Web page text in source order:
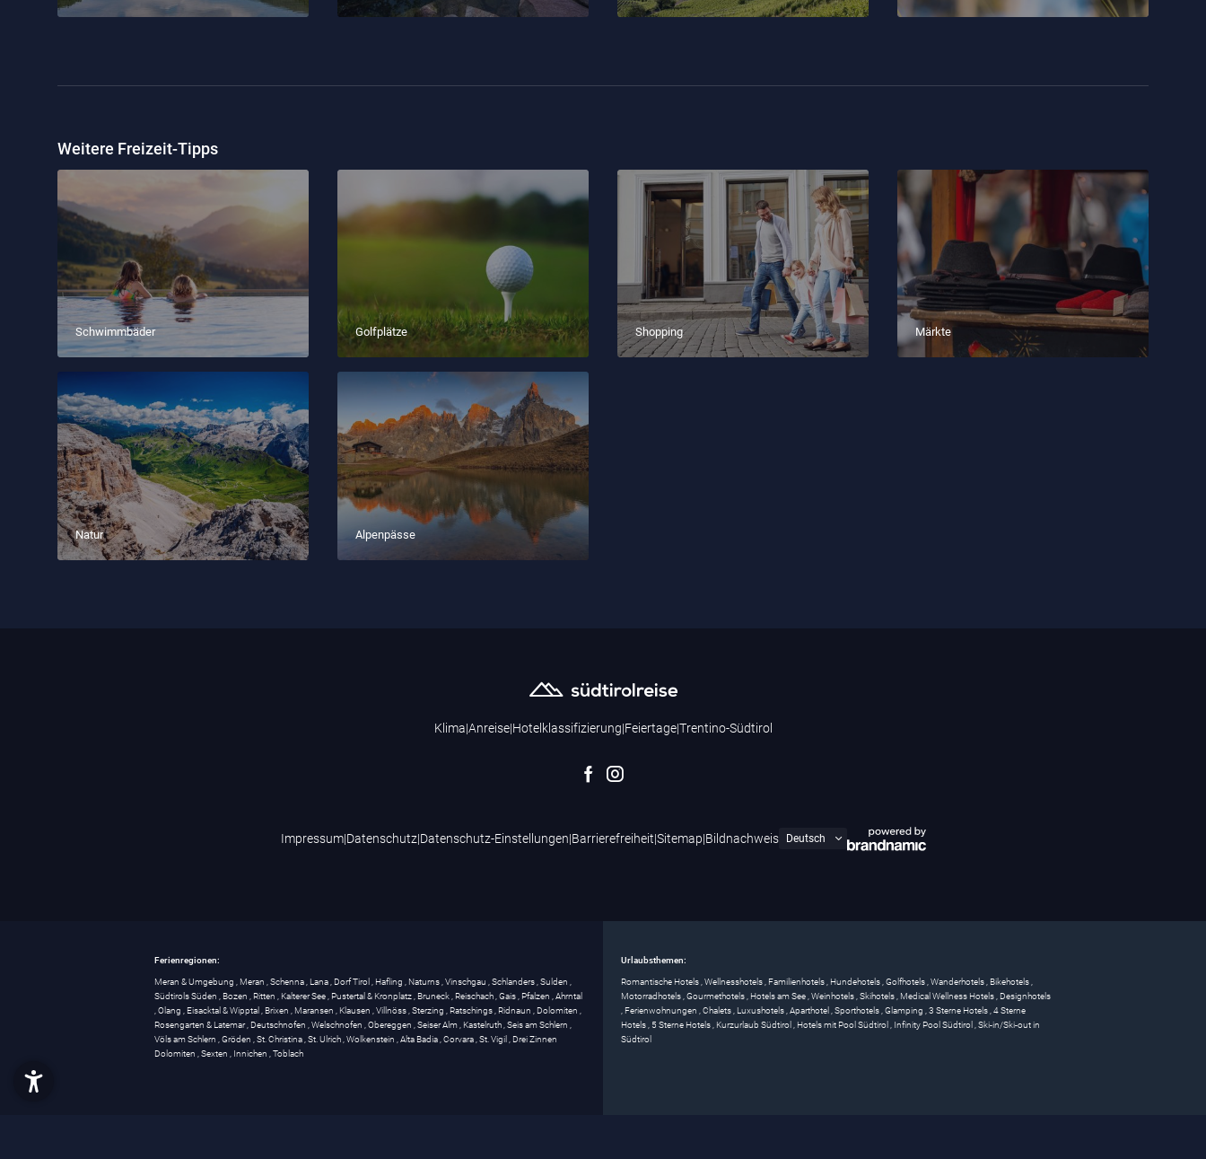
Weitere Freizeit-Tipps
Schwimmbäder Golfplätze Shopping Märkte
Natur Alpenpässe
Klima|Anreise|Hotelklassifizierung|Feiertage|Trentino-Südtirol
Impressum|Datenschutz|Datenschutz-Einstellungen|Barrierefreiheit|Sitemap|Bildnachweis
Ferienregionen:
Meran & Umgebung , Meran ,Schenna, Lana, Dorf Tirol, Hafling , Naturns,Vinschgau ,Schlanders,Sulden ,
Südtirols Süden , Bozen ,Ritten , Kalterer See, Pustertal & Kronplatz, Bruneck,Reischach,Gais, Pfalzen ,Ahrntal
,Olang , Eisacktal & Wipptal, Brixen , Maransen , Klausen ,Villnöss,Sterzing ,Ratschings,Ridnaun , Dolomiten ,
Rosengarten & Latemar, Deutschnofen ,Welschnofen ,Obereggen ,Seiser Alm, Kastelruth,Seis am Schlern ,
Völs am Schlern ,Gröden ,St. Christina,St. Ulrich,Wolkenstein ,Alta Badia,Corvara,St. Vigil, Drei Zinnen
Dolomiten ,Sexten , Innichen ,Toblach
Urlaubsthemen:
Romantische Hotels,Wellnesshotels, Familienhotels, Hundehotels,Golfhotels,Wanderhotels, Bikehotels,
Motorradhotels,Gourmethotels, Hotels am See,Weinhotels,Skihotels, Medical Wellness Hotels, Designhotels
, Ferienwohnungen ,Chalets, Luxushotels,Aparthotel,Sporthotels,Glamping ,3 Sterne Hotels,4 Sterne
Hotels, 5 Sterne Hotels, Kurzurlaub Südtirol, Hotels mit Pool Südtirol, Infinity Pool Südtirol,Ski-in/Ski-out in
Südtirol